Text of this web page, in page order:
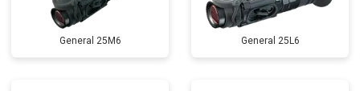
General 25M6 General 25L6